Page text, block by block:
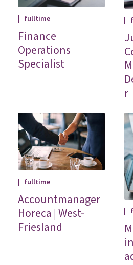
fulltime
Finance
Operations
Specialist
r
fulltime
Accountmanager
Horeca | West-
Friesland